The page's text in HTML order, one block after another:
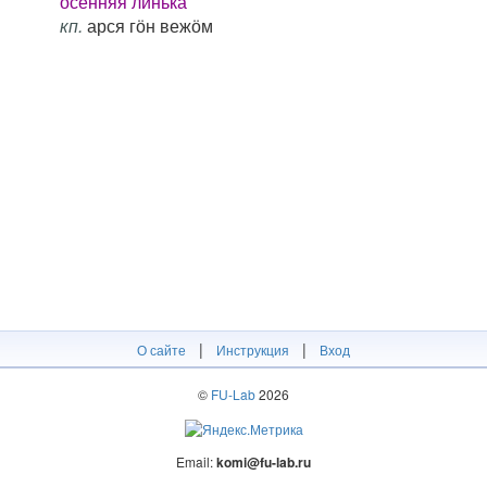
кп. арся гӧн вежӧм
О сайте | Инструкция | Вход
© FU-Lab2026
Email:komi@fu-lab.ru